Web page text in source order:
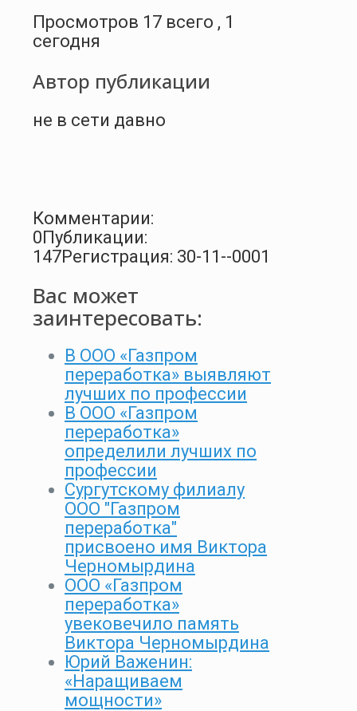
Просмотров 17 всего , 1
сегодня
Автор публикации
не в сети давно
Комментарии:
0 Публикации:
147Регистрация: 30-11--0001
Вас может
заинтересовать:
В ООО «Газпром
переработка» выявляют
лучших по профессии
В ООО «Газпром
переработка»
определили лучших по
профессии
Сургутскому филиалу
ООО "Газпром
переработка"
присвоено имя Виктора
Черномырдина
ООО «Газпром
переработка»
увековечило память
Виктора Черномырдина
Юрий Важенин:
«Наращиваем
мощности»